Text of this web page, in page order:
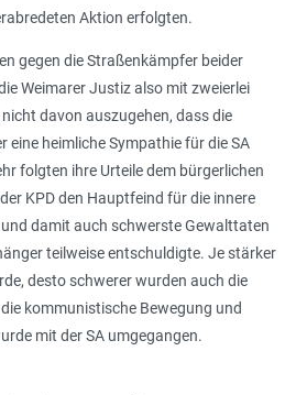
Aktion erfolgten.
gegen die Straßenkämpfer beider
Weimarer Justiz also mit zweierlei
davon auszugehen, dass die
eine heimliche Sympathie für die SA
folgten ihre Urteile dem bürgerlichen
KPD den Hauptfeind für die innere
damit auch schwerste Gewalttaten
teilweise entschuldigte. Je stärker
desto schwerer wurden auch die
kommunistische Bewegung und
mit der SA umgegangen.